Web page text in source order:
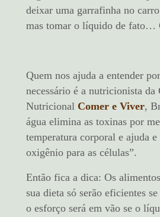
deixar uma garrafinha no
mas tomar o líquido de
Quem nos ajuda a entender
necessário é a nutricionista da
Nutricional Comer e Viver,
água elimina as toxinas por
temperatura corporal e ajuda
oxigênio para as células”.
Então fica a dica: Os
sua dieta só serão eficientes
o esforço será em vão se o